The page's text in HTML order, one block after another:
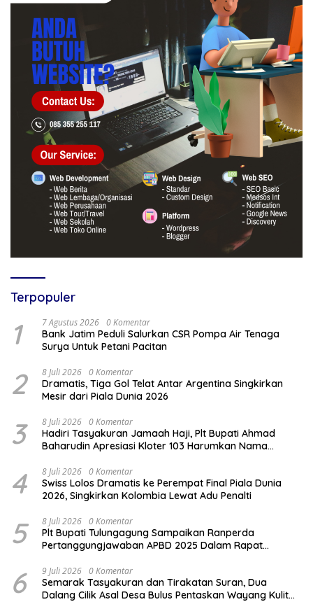
Terpopuler
1 7 Agustus 2026 0 Komentar
Bank Jatim Peduli Salurkan CSR Pompa Air Tenaga
Surya Untuk Petani Pacitan
2 8 Juli 2026 0 Komentar
Dramatis, Tiga Gol Telat Antar Argentina Singkirkan
Mesir dari Piala Dunia 2026
3 8 Juli 2026 0 Komentar
Hadiri Tasyakuran Jamaah Haji, Plt Bupati Ahmad
Baharudin Apresiasi Kloter 103 Harumkan Nama
4 8 Juli 2026 0 Komentar
Swiss Lolos Dramatis ke Perempat Final Piala Dunia
2026, Singkirkan Kolombia Lewat Adu Penalti
5 8 Juli 2026 0 Komentar
Plt Bupati Tulungagung Sampaikan Ranperda
Pertanggungjawaban APBD 2025 Dalam Rapat
6 9 Juli 2026 0 Komentar
Semarak Tasyakuran dan Tirakatan Suran, Dua
Dalang Cilik Asal Desa Bulus Pentaskan Wayang Kulit